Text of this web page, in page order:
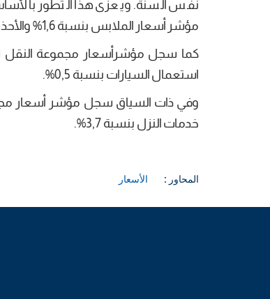
مؤشر أسعار الملابس بنسبة 1,6% والأحذية بنسبة 1,8% ومكملات الملابس بنسبة 0,8%.
استعمال السيارات بنسبة 0,5%.
خدمات النزل بنسبة 3,7%.
المحاور : الأسعار